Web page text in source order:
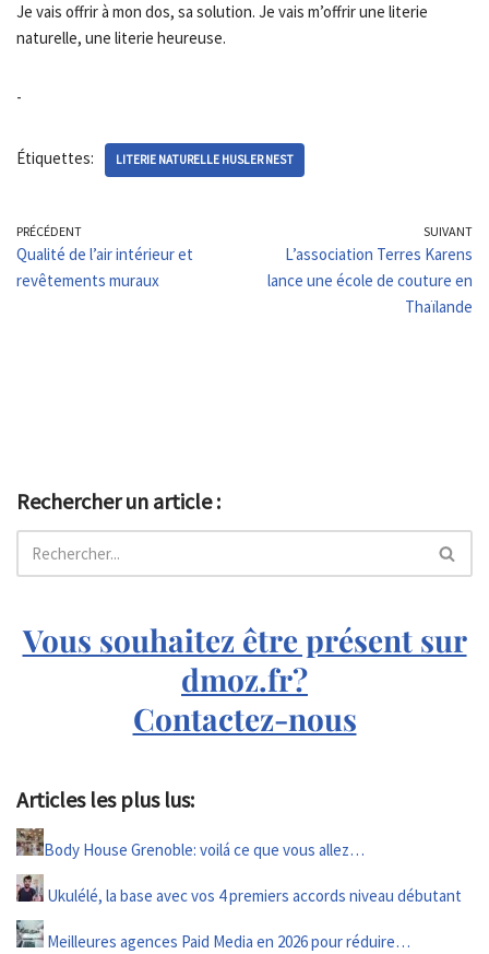
Je vais offrir à mon dos, sa solution. Je vais m’offrir une literie
naturelle, une literie heureuse.
-
Étiquettes: LITERIE NATURELLE HUSLER NEST
PRÉCÉDENT
Qualité de l’air intérieur et
revêtements muraux
SUIVANT
L’association Terres Karens
lance une école de couture en
Thaïlande
Rechercher un article :
Vous souhaitez être présent sur
dmoz.fr?
Contactez-nous
Articles les plus lus:
Body House Grenoble: voilá ce que vous allez…
Ukulélé, la base avec vos 4 premiers accords niveau débutant
Meilleures agences Paid Media en 2026 pour réduire…